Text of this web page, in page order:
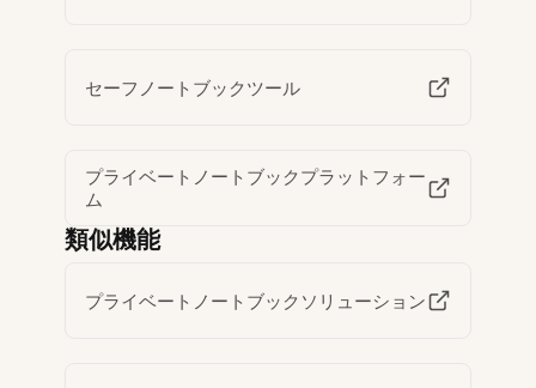
セーフノートブックツール
プライベートノートブックプラットフォー
ム
類似機能
プライベートノートブックソリューション